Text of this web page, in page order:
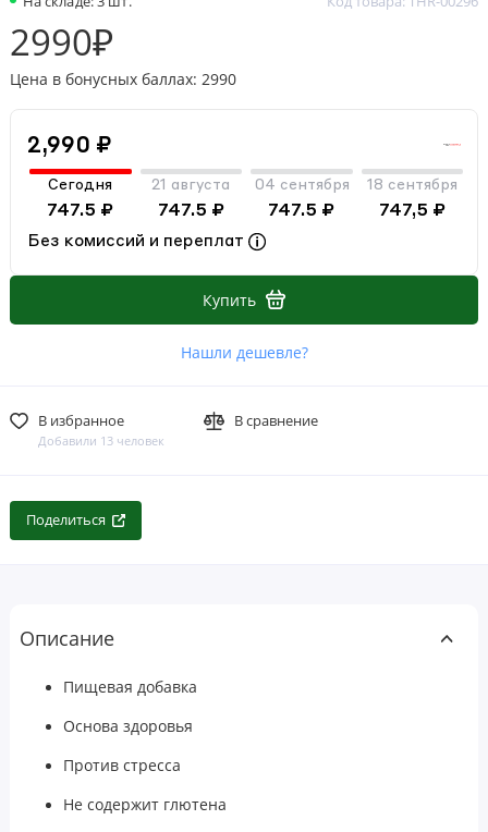
2990₽
Цена в бонусных баллах: 2990
2,990 ₽
Сегодня
747.5 ₽
21 августа
747.5 ₽
04 сентября
747.5 ₽
18 сентября
747,5 ₽
Без комиссий и переплат
Купить
Нашли дешевле?
В избранное
Добавили 13 человек
В сравнение
Поделиться
Описание
Пищевая добавка
Основа здоровья
Против стресса
Не содержит глютена